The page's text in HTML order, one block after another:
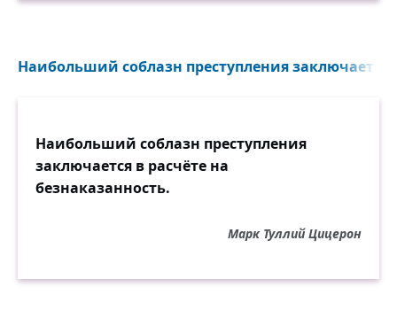
Наибольший соблазн преступления заключается
Наибольший соблазн преступления
заключается в расчёте на
безнаказанность.
Марк Туллий Цицерон